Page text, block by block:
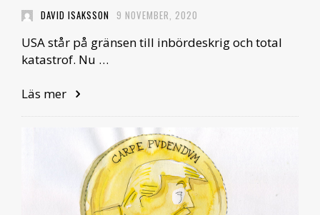
DAVID ISAKSSON 9 NOVEMBER, 2020
USA står på gränsen till inbördeskrig och total
katastrof. Nu …
Läs mer